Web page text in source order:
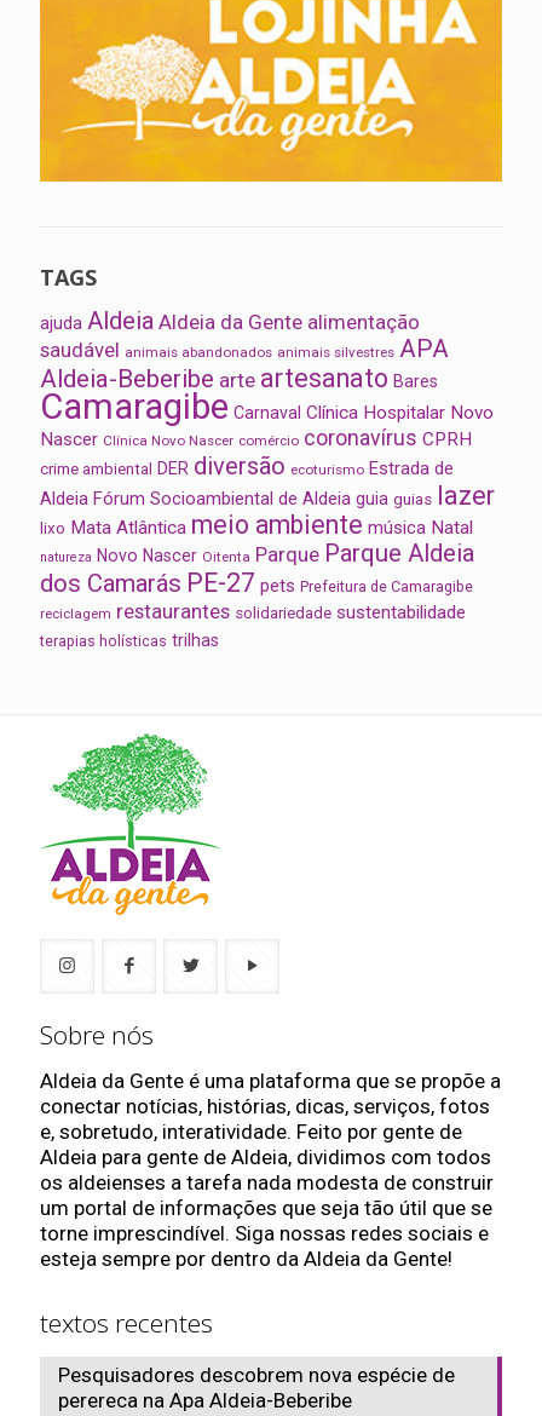
TAGS
ajuda Aldeia Aldeia da Gente alimentação
saudável animais abandonados animais silvestres APA
Aldeia-Beberibe arte artesanato Bares
Camaragibe Carnaval Clínica Hospitalar Novo
Nascer Clínica Novo Nascer comércio coronavírus CPRH
crime ambiental DER diversão ecoturismo Estrada de
Aldeia Fórum Socioambiental de Aldeia guia guias lazer
lixo Mata Atlântica meio ambiente música Natal
natureza Novo Nascer Oitenta Parque Parque Aldeia
dos Camarás PE-27 pets Prefeitura de Camaragibe
reciclagem restaurantes solidariedade sustentabilidade
terapias holísticas trilhas
Sobre nós
Aldeia da Gente é uma plataforma que se propõe a
conectar notícias, histórias, dicas, serviços, fotos
e, sobretudo, interatividade. Feito por gente de
Aldeia para gente de Aldeia, dividimos com todos
os aldeienses a tarefa nada modesta de construir
um portal de informações que seja tão útil que se
torne imprescindível. Siga nossas redes sociais e
esteja sempre por dentro da Aldeia da Gente!
textos recentes
Pesquisadores descobrem nova espécie de
perereca na Apa Aldeia-Beberibe